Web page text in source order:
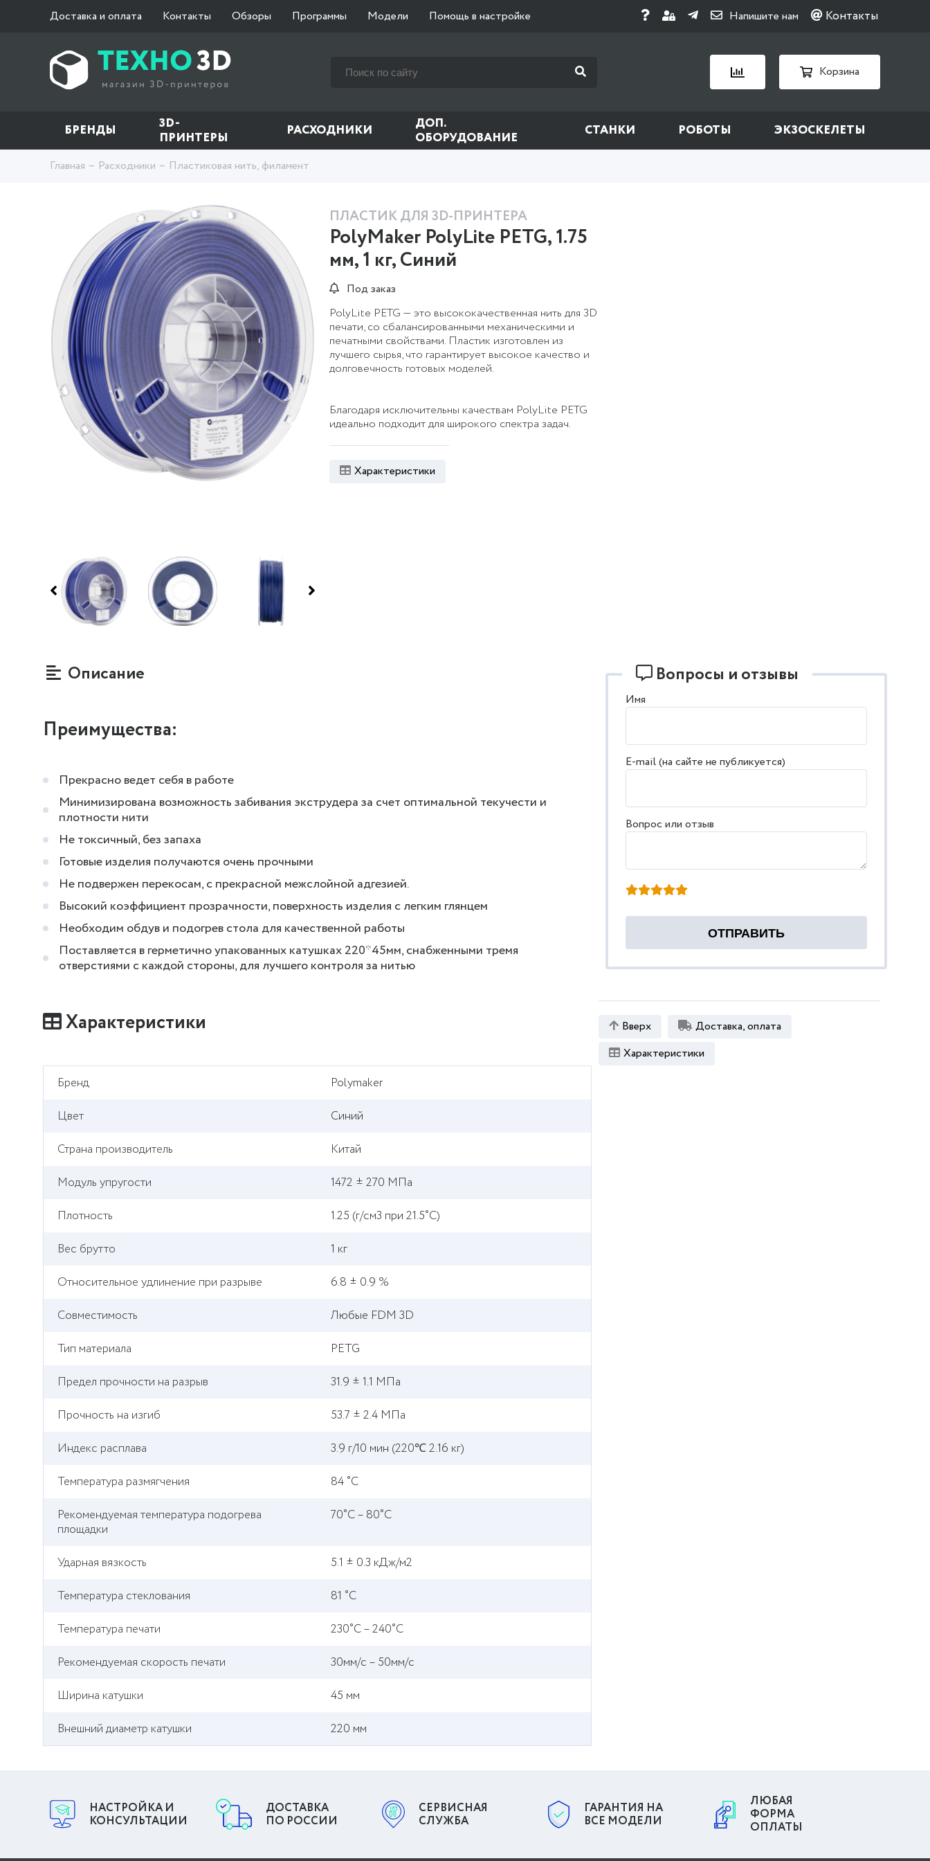
Доставка и оплата Контакты Обзоры Программы Модели Помощь в настройке Напишите нам Контакты
Корзина
БРЕНДЫ
3D-
ПРИНТЕРЫ
РАСХОДНИКИ
ДОП.
ОБОРУДОВАНИЕ
СТАНКИ РОБОТЫ ЭКЗОСКЕЛЕТЫ
Главная Расходники Пластиковая нить, филамент
ПЛАСТИК ДЛЯ 3D-ПРИНТЕРА
PolyMaker PolyLite PETG, 1.75
мм, 1 кг, Синий
Под заказ
PolyLite PETG — это высококачественная нить для 3D
печати, со сбалансированными механическими и
печатными свойствами. Пластик изготовлен из
лучшего сырья, что гарантирует высокое качество и
долговечность готовых моделей.
Благодаря исключительны качествам PolyLite PETG
идеально подходит для широкого спектра задач.
Характеристики
Описание
Преимущества:
Прекрасно ведет себя в работе
Минимизирована возможность забивания экструдера за счет оптимальной текучести и
плотности нити
Не токсичный, без запаха
Готовые изделия получаются очень прочными
Не подвержен перекосам, с прекрасной межслойной адгезией.
Высокий коэффициент прозрачности, поверхность изделия с легким глянцем
Необходим обдув и подогрев стола для качественной работы
Поставляется в герметично упакованных катушках 220*45мм, снабженными тремя
отверстиями с каждой стороны, для лучшего контроля за нитью
Характеристики
Бренд
Polymaker
Цвет
Синий
Страна производитель
Китай
Модуль упругости
1472 ± 270 МПа
Плотность
1.25 (г/см3 при 21.5˚C)
Вес брутто
1 кг
Относительное удлинение при разрыве
6.8 ± 0.9 %
Совместимость
Любые FDM 3D
Тип материала
PETG
Предел прочности на разрыв
31.9 ± 1.1 МПа
Прочность на изгиб
53.7 ± 2.4 МПа
Индекс расплава
3.9 г/10 мин (220℃ 2.16 кг)
Температура размягчения
84 ˚C
Рекомендуемая температура подогрева
площадки
70˚C – 80˚C
Ударная вязкость
5.1 ± 0.3 кДж/м2
Температура стеклования
81 ˚C
Температура печати
230˚C – 240˚C
Рекомендуемая скорость печати
30мм/с – 50мм/с
Ширина катушки
45 мм
Внешний диаметр катушки
220 мм
Вопросы и отзывы
Имя
E-mail (на сайте не публикуется)
Вопрос или отзыв
Вверх
Доставка, оплата
Характеристики
НАСТРОЙКА И
КОНСУЛЬТАЦИИ
ДОСТАВКА
ПО РОССИИ
СЕРВИСНАЯ
СЛУЖБА
ГАРАНТИЯ НА
ВСЕ МОДЕЛИ
ЛЮБАЯ
ФОРМА
ОПЛАТЫ